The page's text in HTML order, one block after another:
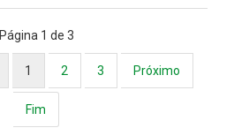
Página 1 de 3
1 2 3 Próximo
Fim